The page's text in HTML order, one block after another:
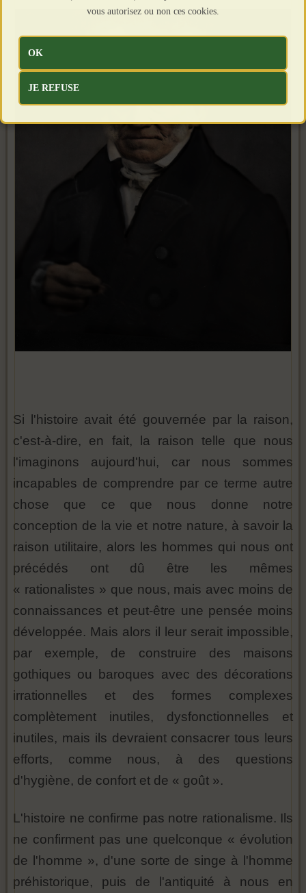
Si l'histoire avait été gouvernée par la raison,
c'est-à-dire, en fait, la raison telle que nous
l'imaginons aujourd'hui, car nous sommes
incapables de comprendre par ce terme autre
chose que ce que nous donne notre
conception de la vie et notre nature, à savoir la
raison utilitaire, alors les hommes qui nous ont
précédés ont dû être les mêmes
« rationalistes » que nous, mais avec moins de
connaissances et peut-être une pensée moins
développée. Mais alors il leur serait impossible,
par exemple, de construire des maisons
gothiques ou baroques avec des décorations
irrationnelles et des formes complexes
complètement inutiles, dysfonctionnelles et
inutiles, mais ils devraient consacrer tous leurs
efforts, comme nous, à des questions
d'hygiène, de confort et de « goût ».
L'histoire ne confirme pas notre rationalisme. Ils
ne confirment pas une quelconque « évolution
de l'homme », d'une sorte de singe à l'homme
préhistorique, puis de l'antiquité à nous en
vous autorisez ou non ces cookies.
OK
JE REFUSE